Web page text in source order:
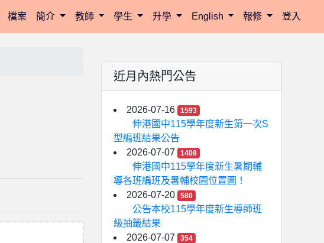
檔案 簡介 教師 學生 升學 English 報修 登入
近月內熱門公告
2026-07-16 1593
伸港國中115學年度新生第一次S
型編班結果公告
2026-07-07
1408
伸港國中115學年度新生暑期輔
導各班編班及暑輔校園位置圖！
2026-07-20
580
公告本校115學年度新生導師班
級抽籤結果
2026-07-07
354